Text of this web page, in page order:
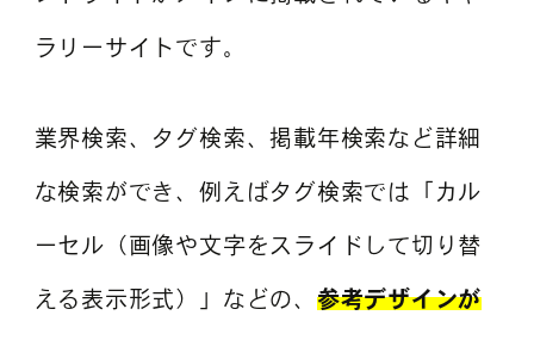
ラリーサイトです。
業界検索、タグ検索、掲載年検索など詳細
な検索ができ、例えばタグ検索では「カル
ーセル（画像や文字をスライドして切り替
える表示形式）」などの、 参考デザインが